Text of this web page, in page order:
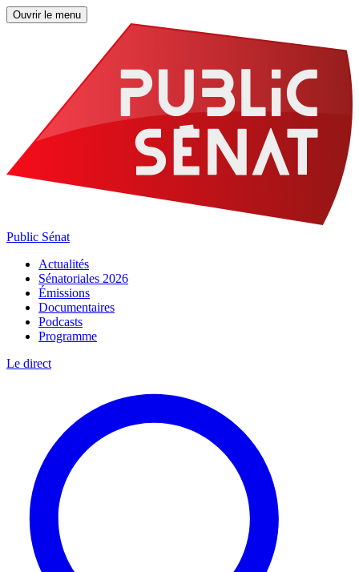
Ouvrir le menu
Public Sénat
Actualités
Sénatoriales 2026
Émissions
Documentaires
Podcasts
Programme
Le direct